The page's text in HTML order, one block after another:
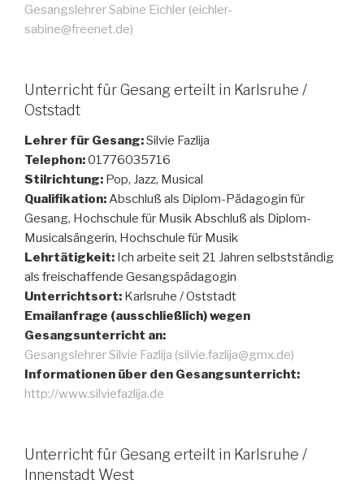
Gesangslehrer Sabine Eichler (eichler-
sabine@freenet.de)
Unterricht für Gesang erteilt in Karlsruhe /
Oststadt
Lehrer für Gesang:Silvie Fazlija
Telephon:01776035716
Stilrichtung: Pop, Jazz, Musical
Qualifikation:Abschluß als Diplom-Pädagogin für
Gesang, Hochschule für Musik Abschluß als Diplom-
Musicalsängerin, Hochschule für Musik
Lehrtätigkeit: Ich arbeite seit 21 Jahren selbstständig
als freischaffende Gesangspädagogin
Unterrichtsort: Karlsruhe / Oststadt
Emailanfrage (ausschließlich) wegen
Gesangsunterricht an:
Gesangslehrer Silvie Fazlija (silvie.fazlija@gmx.de)
Informationen über den Gesangsunterricht:
http://www.silviefazlija.de
Unterricht für Gesang erteilt in Karlsruhe /
Innenstadt West